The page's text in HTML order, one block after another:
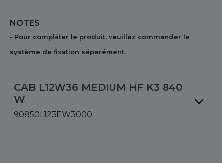
NOTES
• Pour compléter le produit, veuillez commander le
système de fixation séparément.
CAB L12W36 MEDIUM HF K3 840
W
90850L123EW3000